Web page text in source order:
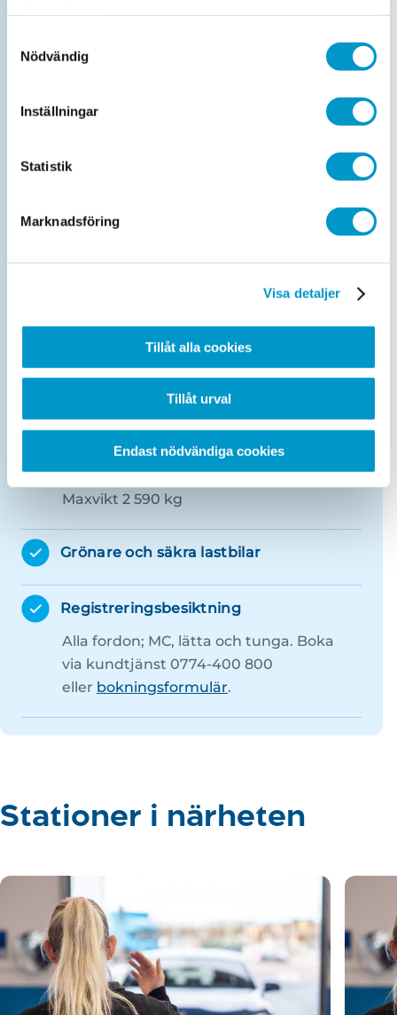
Nödvändig
Inställningar
Statistik
Marknadsföring
Visa detaljer
Tillåt alla cookies
Tillåt urval
Endast nödvändiga cookies
Drop-in-kontrollbesiktning lätt lastbil
ADR-förstabesiktning samt
Läs mer om vårt Köp- & Säljtest.
Drop-in-kontrollbesiktning personbil
Maxvikt 2 590 kg
Grönare och säkra lastbilar
Registreringsbesiktning
Alla fordon; MC, lätta och tunga. Boka
via kundtjänst 0774-400 800
eller bokningsformulär.
Stationer i närheten